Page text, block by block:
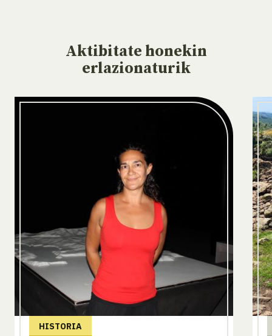
Aktibitate honekin
erlazionaturik
HISTORIA